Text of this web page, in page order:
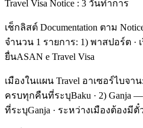
Travel Visa Notice : 3 วันทำการ
เช็กลิสต์ Documentation ตาม
จำนวน 1 รายการ: 1) พาสปอร์ต
ยื่นASAN e Travel Visa
เมืองในแผน Travel อาเซอร์ไบจ
ครบทุกคืนที่ระบุBaku · 2)
ที่ระบุGanja · ระหว่างเมืองต้องมีตั๋